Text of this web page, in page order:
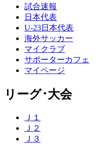
試合速報
日本代表
U-23日本代表
海外サッカー
マイクラブ
サポーターカフェ
マイページ
リーグ･大会
Ｊ１
Ｊ２
Ｊ３